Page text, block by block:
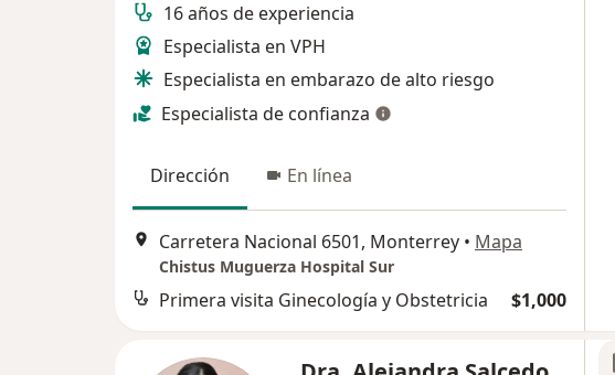
16 años de experiencia
Especialista en VPH
Especialista en embarazo de alto riesgo
Especialista de confianza
Dirección En línea
Carretera Nacional 6501, Monterrey • Mapa
Chistus Muguerza Hospital Sur
Primera visita Ginecología y Obstetricia $1,000